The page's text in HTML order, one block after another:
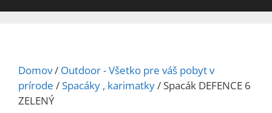
Domov/ Outdoor - Všetko pre váš pobyt v
prírode /Spacáky , karimatky/ Spacák DEFENCE 6
ZELENÝ